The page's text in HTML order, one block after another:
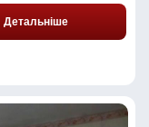
Детальніше